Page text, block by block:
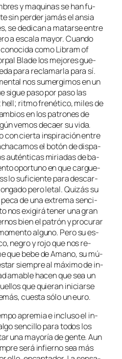
y ma­qui­nas se han fu­
sin per­der ja­más el an­sia
se de­di­can a ma­tar­se en­tre
a es­ca­la ma­yor. Cuando
co­mo Libram of
Blade los me­jo­res gue­
pa­ra re­cla­mar­la pa­ra sí.
nos su­mer­gi­mos en un
si­gue pa­so por pa­so las
rit­mo fre­né­ti­co, mi­les de
en los pa­tro­nes de
ve­mos de­caer su vi­da.
con cier­ta ins­pi­ra­ción en­tre
el bo­tón de dis­pa­
au­tén­ti­cas mi­ria­das de ba­
opor­tuno en que car­gue­
lo su­fi­cien­te pa­ra des­car­
pe­ro le­tal. Quizás su
de una ex­tre­ma sen­ci­
nos exi­gi­rá te­ner una gran
bien el pa­trón y pro­cu­rar
al­guno. Pero su es­
ne­gro y ro­jo que nos re­
que be­be de Amano, su mú­
siem­pre al má­xi­mo de in­
ama­ble ha­cen que sea un
que quie­ran ini­ciar­se
cues­ta só­lo un euro.
apre­mia e in­clu­so el in­
sen­ci­llo pa­ra to­dos los
una ma­yo­ría de gen­te. Aun
se­rá in­fierno sea más